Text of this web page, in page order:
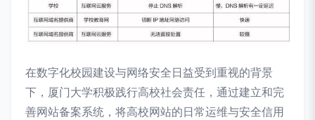
在数字化校园建设与网络安全日益受到重视的背景
下，厦门大学积极践行高校社会责任，通过建立和完
善网站备案系统，将高校网站的日常运维与安全信用